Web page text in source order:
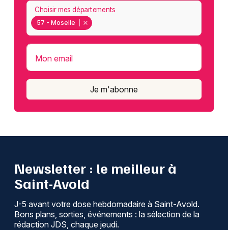
57 - Moselle
Choisir mes départements
Mon email
Je m'abonne
Newsletter : le meilleur à
Saint-Avold
J-5 avant votre dose hebdomadaire à Saint-Avold.
Bons plans, sorties, événements : la sélection de la
rédaction JDS, chaque jeudi.